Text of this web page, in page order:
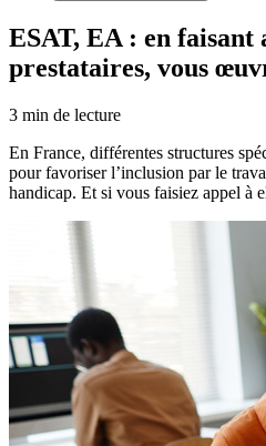
ESAT, EA : en faisant
prestataires, vous
3 min de lecture
En France, différentes structures
pour favoriser l’inclusion par le
handicap. Et si vous faisiez appel à